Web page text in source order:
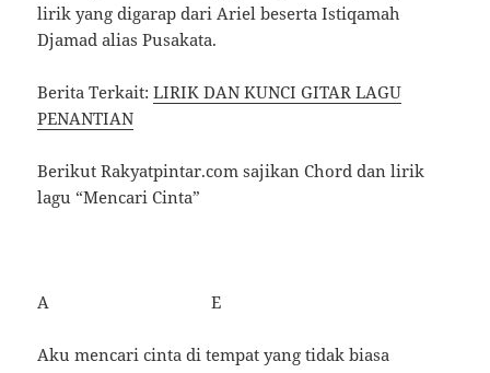
lirik yang digarap dari Ariel beserta Istiqamah
Djamad alias Pusakata.
Berita Terkait:LIRIK DAN KUNCI GITAR LAGU
PENANTIAN
Berikut Rakyatpintar.com sajikan Chord dan lirik
lagu “Mencari Cinta”
A E
Aku mencari cinta di tempat yang tidak biasa